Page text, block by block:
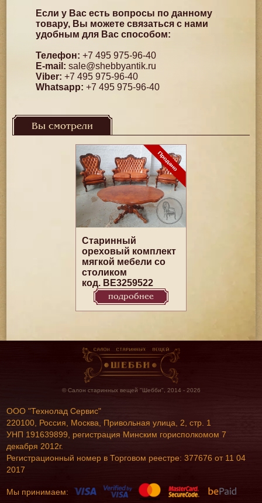
Если у Вас есть вопросы по данному
товару, Вы можете связаться с нами
удобным для Вас способом:
Телефон: +7 495 975-96-40
E-mail: sale@shebbyantik.ru
Viber: +7 495 975-96-40
Whatsapp: +7 495 975-96-40
Вы смотрели
Старинный
ореховый комплект
мягкой мебели со
столиком
код. BE3259522
подробнее
© Салон старинных вещей "Шебби", 2014 - 2026
ООО "Технолад Сервис"
220100, Россия, Москва, Привольная улица, 2, стр. 1
УНП 191639899, регистрация Минским горисполкомом 7
декабря 2012г.
Регистрационный номер в Торговом реестре: 377676 от 11 04
2017
Мы принимаем: